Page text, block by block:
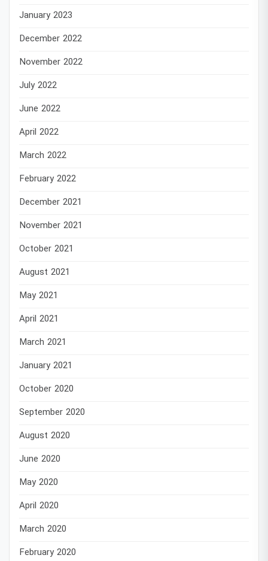
January 2023
December 2022
November 2022
July 2022
June 2022
April 2022
March 2022
February 2022
December 2021
November 2021
October 2021
August 2021
May 2021
April 2021
March 2021
January 2021
October 2020
September 2020
August 2020
June 2020
May 2020
April 2020
March 2020
February 2020